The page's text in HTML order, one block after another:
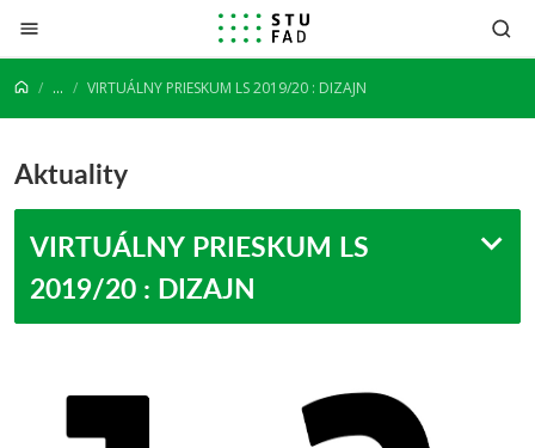
Prejsť na obsah
... VIRTUÁLNY PRIESKUM LS 2019/20 : DIZAJN
Aktuality
VIRTUÁLNY PRIESKUM LS
2019/20 : DIZAJN